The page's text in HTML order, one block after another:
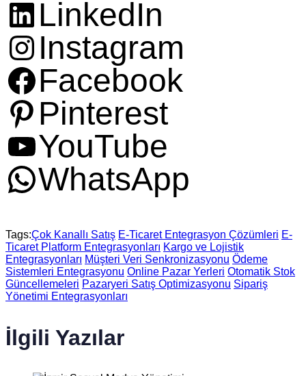
LinkedIn
Instagram
Facebook
Pinterest
YouTube
WhatsApp
Tags:Çok Kanallı Satış E-Ticaret Entegrasyon Çözümleri E-
Ticaret Platform Entegrasyonları Kargo ve Lojistik
Entegrasyonları Müşteri Veri Senkronizasyonu Ödeme
Sistemleri Entegrasyonu Online Pazar Yerleri Otomatik Stok
Güncellemeleri Pazaryeri Satış Optimizasyonu Sipariş
Yönetimi Entegrasyonları
İlgili Yazılar